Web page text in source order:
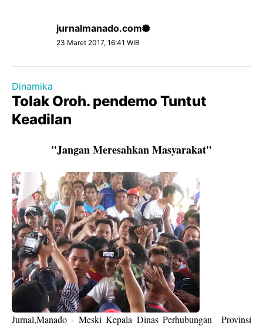
jurnalmanado.com
23 Maret 2017, 16:41 WIB
Dinamika
Tolak Oroh. pendemo Tuntut
Keadilan
"Jangan Meresahkan Masyarakat"
Jurnal,Manado - Meski Kepala Dinas Perhubungan Provinsi